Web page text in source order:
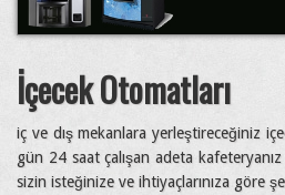
İçecek Otomatları
iç ve dış mekanlara yerleştireceğiniz
gün 24 saat çalışan adeta kafeteryanız
sizin isteğinize ve ihtiyaçlarınıza göre